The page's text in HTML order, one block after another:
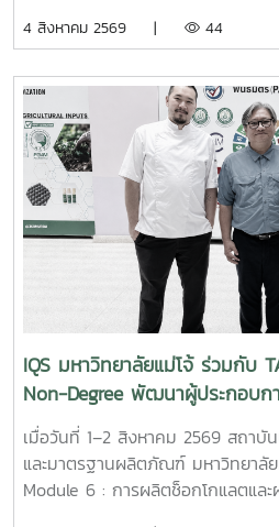
งานของธุรกิจโรงแรม พร้อมสาธิตกา
เขียว การนำจุลินทรีย์มาใช้เพื่อช่ว
ดิน บำรุงสนามหญ้า ไม้ดอก ไม้ประ
ส่งเสริมการดูแลพืชด้วยชีววิธี ซึ่งช่วย
สนับสนุนการดูแลพื้นที่สีเขียวอย่างเ
การจัดการของเสียและทรัพยากรภาย
จุลินทรีย์เป็นหัวเชื้อเร่งการย่อยสลา
อินทรีย์ เพื่อนำมาผลิตเป็นปุ๋ยหมักแล
พื้นที่สีเขียวภายในโรงแรม เป็นการ
เสริมการใช้ทรัพยากรอย่างคุ้มค่า โ
สอดคล้องกับข้อมูลผลิตภัณฑ์ MMO
การทำปุ๋ยหมักของมหาวิทยาลัยแม่โจ้
บำบัดของเสีย การประยุกต์ใช้จุลินท
ประสงค์ บำบัดน้ำเสีย และย่อยสลาย
ห้องน้ำ ท่อระบายน้ำ บ่อพักน้ำเสีย ถัง
สำหรับอาคาร ร้านอาหาร และธุรกิจ
สูตร 3 ได้รับการพัฒนาสำหรับการกำ
คุณภาพ ประสิทธิภาพ และความเหม
ไปประยุกต์ใช้ให้เกิดประโยชน์ต่อภาค
ยั่งยืน การหารือครั้งนี้ครอบคลุมประ
ไปได้ในการจัดทำโครงการวิจัย แนวท
สำหรับการศึกษาและทดสอบ ตลอด
สอดคล้องกับกฎหมาย ระเบียบ และ
ประเทศไทย สำหรับการนำเข้าปุ๋ยหรื
และการวิเคราะห์ จะต้องมีวัตถุประ
ตามขั้นตอนการขออนุญาต รวมถึงห
วิชาการเกษตรกำหนด เพื่อให้การด
โปร่งใส และสามารถตรวจสอบได้ ใ
มหาวิทยาลัยแม่โจ้อาจทำหน้าที่เป็นห
โครงการวิจัย โดยสถาบันบริการตร
ผลิตภัณฑ์รับผิดชอบด้านการตรวจวิ
มาตรฐานของผลิตภัณฑ์ พร้อมบูรณ
หรือหน่วยงานที่มีความเชี่ยวชาญด้า
และเทคโนโลยีการผลิตพืช เพื่อร่วม
4 สิงหาคม 2569 | 44
IQS มหาวิทยาลัยแม่โจ้ ร่วมกับ
Non-Degree พัฒนาผู้ประกอบก
ระดับการแปรรูปช็อกโกแลตไทยสู่
เมื่อวันที่ 1–2 สิงหาคม 2569 สถา
และมาตรฐานผลิตภัณฑ์ มหาวิทยาลั
Module 6 : การผลิตช็อกโกแลตแล